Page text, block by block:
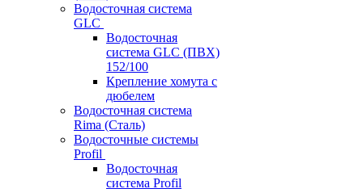
Водосточная система
GLC
Водосточная
система GLC (ПВХ)
152/100
Крепление хомута с
дюбелем
Водосточная система
Rima (Сталь)
Водосточные системы
Profil
Водосточная
система Profil